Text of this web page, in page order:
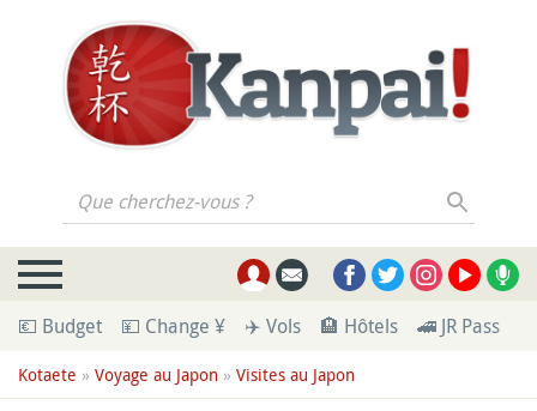
Que cherchez-vous ?
💶 Budget 💴 Change ¥ ✈️ Vols 🏨 Hôtels 🚄 JR Pass
Kotaete » Voyage au Japon » Visites au Japon